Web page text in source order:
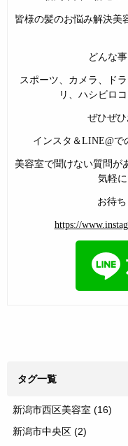
皆様の髪のお悩み解決美
どんな
スポーツ、カメラ、ド
リ、ハシビロ
ぜひぜ
インスタ＆LINE@で
美容室で聞けない質問が
気軽
お待
https://
タグ一覧
新潟市西区美容室 (16)
新潟市中央区 (2)